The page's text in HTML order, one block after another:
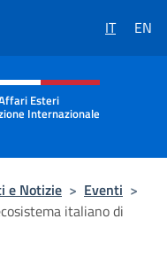
IT EN
e menù
Esteri
Internazionale
e Notizie > Eventi >
italiano di